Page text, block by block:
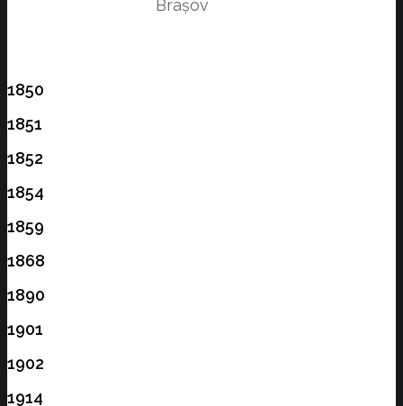
Brașov
1850
1851
1852
1854
1859
1868
1890
1901
1902
1914